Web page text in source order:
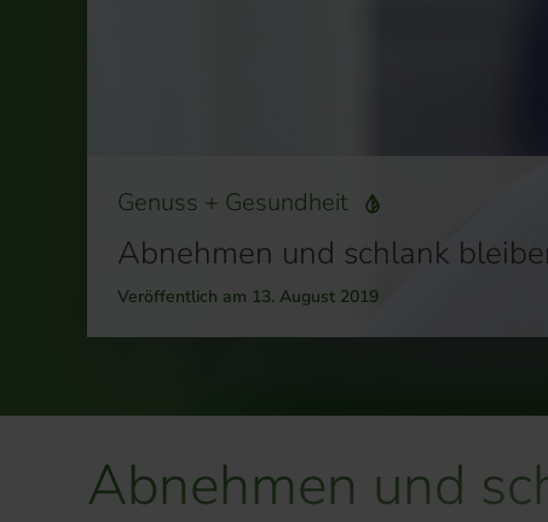
Genuss + Gesundheit
Abnehmen und schlank
Veröffentlich am 13. August 2019
Abnehmen und